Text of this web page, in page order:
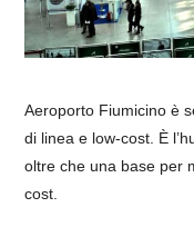
Aeroporto Fiumicino è
di linea e low-cost. È
oltre che una base per
cost.